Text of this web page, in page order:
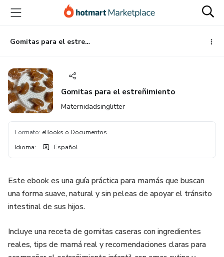
principal
página
de
página
Gomitas para el estreñimiento
Gomitas para el estreñimiento
Maternidadsinglitter
Formato: eBooks o Documentos
Idioma: Español
Este ebook es una guía práctica para mamás que buscan
una forma suave, natural y sin peleas de apoyar el tránsito
intestinal de sus hijos.
Incluye una receta de gomitas caseras con ingredientes
reales, tips de mamá real y recomendaciones claras para